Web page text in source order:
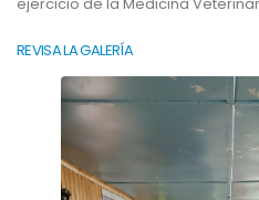
REVISA LA GALERÍA